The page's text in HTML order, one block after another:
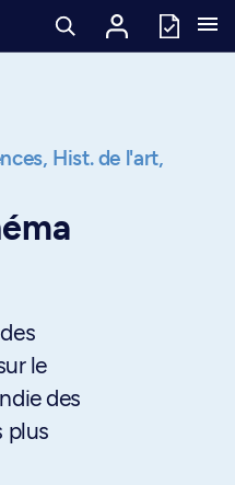
Hist. de l'art,
le
des
plus